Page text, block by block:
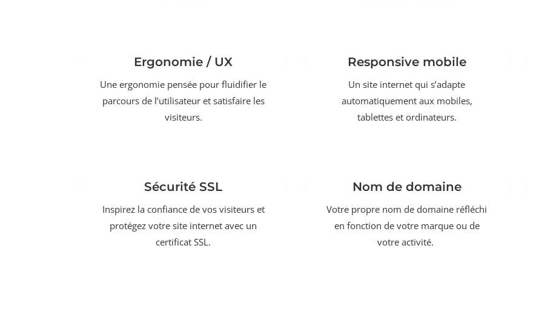
Ergonomie / UX
Une ergonomie pensée pour fluidifier le
parcours de l’utilisateur et satisfaire les
visiteurs.
Responsive mobile
Un site internet qui s’adapte
automatiquement aux mobiles,
tablettes et ordinateurs.
Sécurité SSL
Inspirez la confiance de vos visiteurs et
protégez votre site internet avec un
certificat SSL.
Nom de domaine
Votre propre nom de domaine réfléchi
en fonction de votre marque ou de
votre activité.